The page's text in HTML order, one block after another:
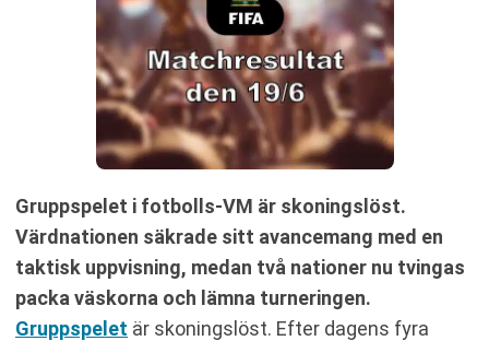
Gruppspelet i fotbolls-VM är skoningslöst.
Värdnationen säkrade sitt avancemang med en
taktisk uppvisning, medan två nationer nu tvingas
packa väskorna och lämna turneringen.
Gruppspelet är skoningslöst. Efter dagens fyra